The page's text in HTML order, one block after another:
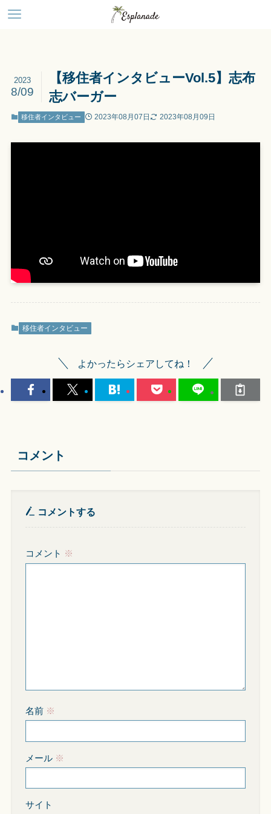
【移住者インタビューVol.5】志布
志バーガー
2023
8/09
移住者インタビュー 2023年08月07日 2023年08月09日
移住者インタビュー
よかったらシェアしてね！
コメント
コメントする
コメント ※
名前 ※
メール ※
サイト